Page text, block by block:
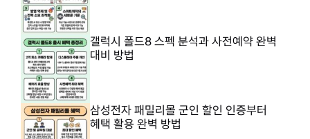
갤럭시 폴드8 스펙 분석과 사전예약 완벽
대비 방법
삼성전자 패밀리몰 군인 할인 인증부터
혜택 활용 완벽 방법